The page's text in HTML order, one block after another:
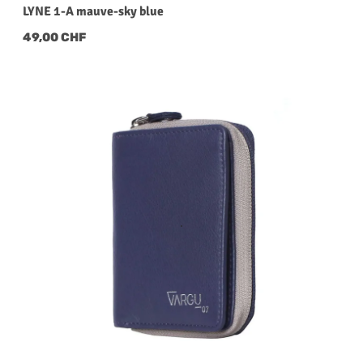
LYNE 1-A mauve-sky blue
Regulärer Preis:
49,00 CHF